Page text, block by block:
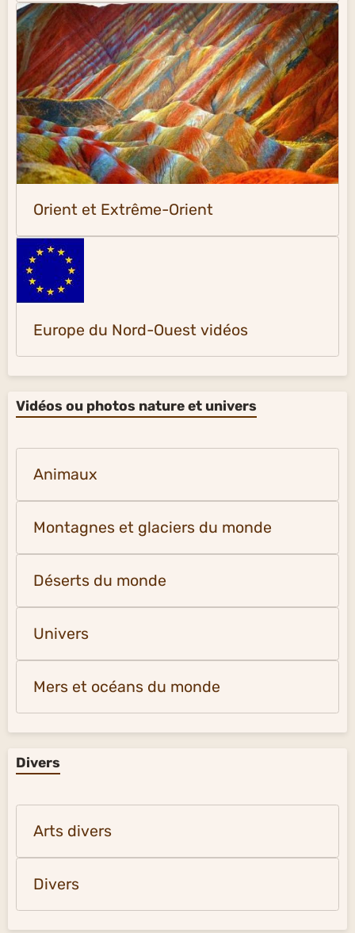
Orient et Extrême-Orient
Europe du Nord-Ouest vidéos
Vidéos ou photos nature et univers
Animaux
Montagnes et glaciers du monde
Déserts du monde
Univers
Mers et océans du monde
Divers
Arts divers
Divers